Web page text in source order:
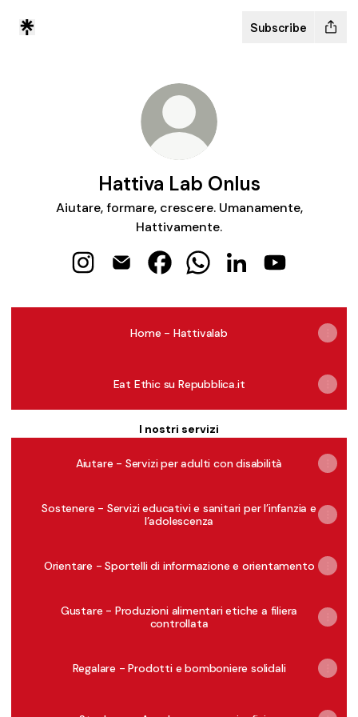
Subscribe
Hattiva Lab Onlus
Aiutare, formare, crescere. Umanamente,
Hattivamente.
Home - Hattivalab
Eat Ethic su Repubblica.it
I nostri servizi
Aiutare - Servizi per adulti con disabilità
Sostenere - Servizi educativi e sanitari per l’infanzia e
l’adolescenza
Orientare - Sportelli di informazione e orientamento
Gustare - Produzioni alimentari etiche a filiera
controllata
Regalare - Prodotti e bomboniere solidali